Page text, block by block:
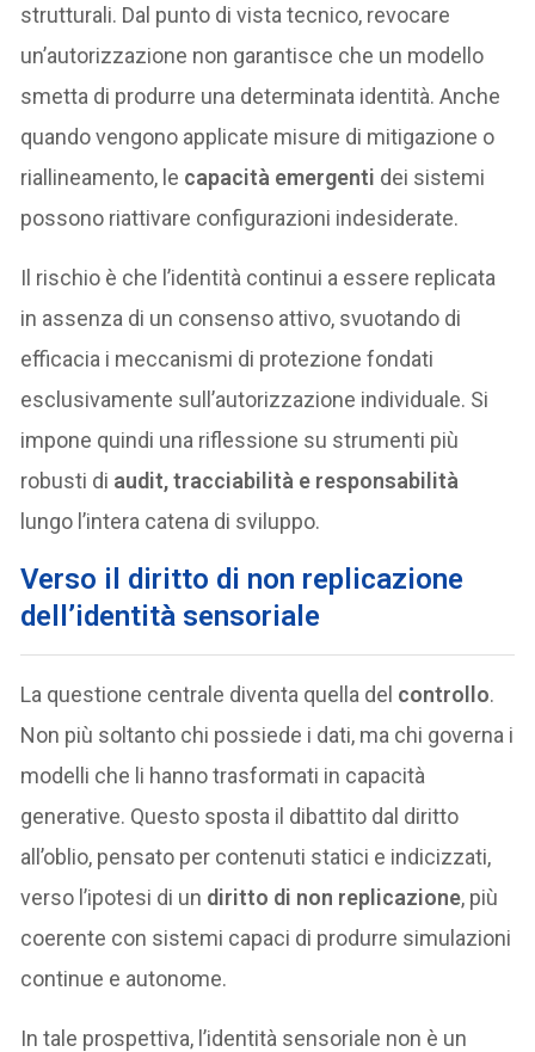
strutturali. Dal punto di vista tecnico, revocare
un’autorizzazione non garantisce che un modello
smetta di produrre una determinata identità. Anche
quando vengono applicate misure di mitigazione o
riallineamento, le capacità emergenti dei sistemi
possono riattivare configurazioni indesiderate.
Il rischio è che l’identità continui a essere replicata
in assenza di un consenso attivo, svuotando di
efficacia i meccanismi di protezione fondati
esclusivamente sull’autorizzazione individuale. Si
impone quindi una riflessione su strumenti più
robusti di audit, tracciabilità e responsabilità
lungo l’intera catena di sviluppo.
Verso il diritto di non replicazione
dell’identità sensoriale
La questione centrale diventa quella del controllo.
Non più soltanto chi possiede i dati, ma chi governa i
modelli che li hanno trasformati in capacità
generative. Questo sposta il dibattito dal diritto
all’oblio, pensato per contenuti statici e indicizzati,
verso l’ipotesi di un diritto di non replicazione, più
coerente con sistemi capaci di produrre simulazioni
continue e autonome.
In tale prospettiva, l’identità sensoriale non è un